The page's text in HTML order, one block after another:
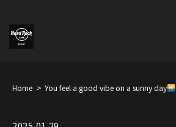
Home You feel a good vibe on a sunny day